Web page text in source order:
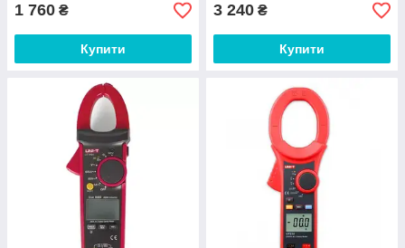
1 760 ₴
Купити
3 240 ₴
Купити